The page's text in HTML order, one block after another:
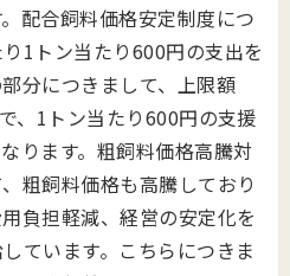
配合飼料価格安定制度につ
1トン当たり600円の支出を
分につきまして、上限額
、1トン当たり600円の支援
ります。粗飼料価格高騰対
粗飼料価格も高騰しており
負担軽減、経営の安定化を
ています。こちらにつきま